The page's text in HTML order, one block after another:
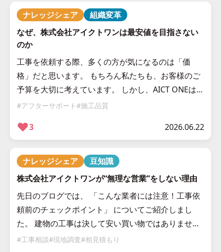
ナレッジシェア
組織変革
なぜ、株式会社アイクトワンは最安値を目指さない
のか
工事を依頼する際、多くの方が気になるのは「価
格」だと思います。 もちろん私たちも、お客様のご
予算を大切に考えています。 しかし、AICT ONEは
「最安値」を目指している会社ではありません。 な
#アフターサポート#施工品質
❤︎3 2026.06.22
ナレッジシェア
豆知識
株式会社アイクトワンが“無理な営業”をしない理由
先日のブログでは、 「こんな業者には注意！工事依
頼前のチェックポイント」 についてご紹介しまし
た。 建物の工事は決して安い買い物ではありませ
ん。 だからこそ今日は、 株式会社アイクトワンが大
#工事相談#現地調査#相見積もり